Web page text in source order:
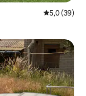
Prosječna
5,0 (39)